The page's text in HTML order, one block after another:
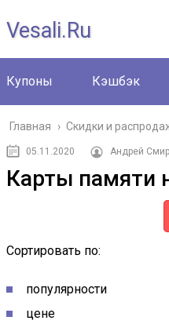
Vesali.ru
Купоны Кэшбэк
Главная › Скидки и
05.11.2020 Андрей
Карты памяти
Сортировать по:
популярности
цене